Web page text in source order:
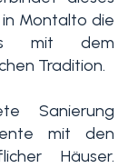
Montalto die
mit dem
Tradition.
Sanierung
mit den
Häuser.